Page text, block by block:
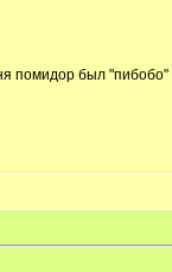
помидор был "пибобо"